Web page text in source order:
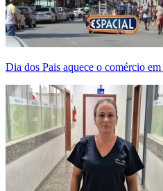
Dia dos Pais aquece o comércio